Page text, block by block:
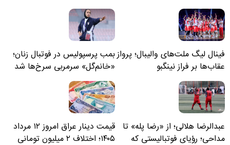
فینال لیگ ملت‌های والیبال؛ پرواز
عقاب‌ها بر فراز نینگبو
بمب پرسپولیس در فوتبال زنان؛
«خانم‌گل» سرمربی سرخ‌ها شد
عبدالرضا هلالی؛ از «رضا پله» تا
مداحی؛ رؤیای فوتبالیستی که
قیمت دینار عراق امروز ۱۲ مرداد
۱۴۰۵؛ اختلاف ۲ میلیون تومانی